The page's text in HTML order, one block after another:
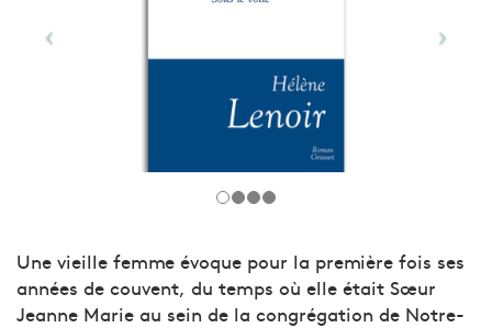
Une vieille femme évoque pour la première fois ses
années de couvent, du temps où elle était Sœur
Jeanne Marie au sein de la congrégation de Notre-